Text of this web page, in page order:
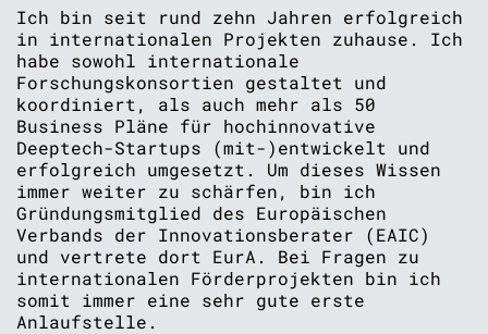
Ich bin seit rund zehn Jahren erfolgreich
in internationalen Projekten zuhause. Ich
habe sowohl internationale
Forschungskonsortien gestaltet und
koordiniert, als auch mehr als 50
Business Pläne für hochinnovative
Deeptech-Startups (mit-)entwickelt und
erfolgreich umgesetzt. Um dieses Wissen
immer weiter zu schärfen, bin ich
Gründungsmitglied des Europäischen
Verbands der Innovationsberater (EAIC)
und vertrete dort EurA. Bei Fragen zu
internationalen Förderprojekten bin ich
somit immer eine sehr gute erste
Anlaufstelle.